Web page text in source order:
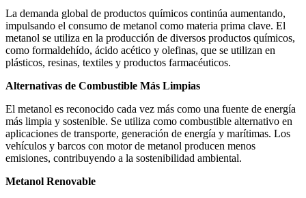
La demanda global de productos químicos continúa aumentando,
impulsando el consumo de metanol como materia prima clave. El
metanol se utiliza en la producción de diversos productos químicos,
como formaldehído, ácido acético y olefinas, que se utilizan en
plásticos, resinas, textiles y productos farmacéuticos.
Alternativas de Combustible Más Limpias
El metanol es reconocido cada vez más como una fuente de energía
más limpia y sostenible. Se utiliza como combustible alternativo en
aplicaciones de transporte, generación de energía y marítimas. Los
vehículos y barcos con motor de metanol producen menos
emisiones, contribuyendo a la sostenibilidad ambiental.
Metanol Renovable